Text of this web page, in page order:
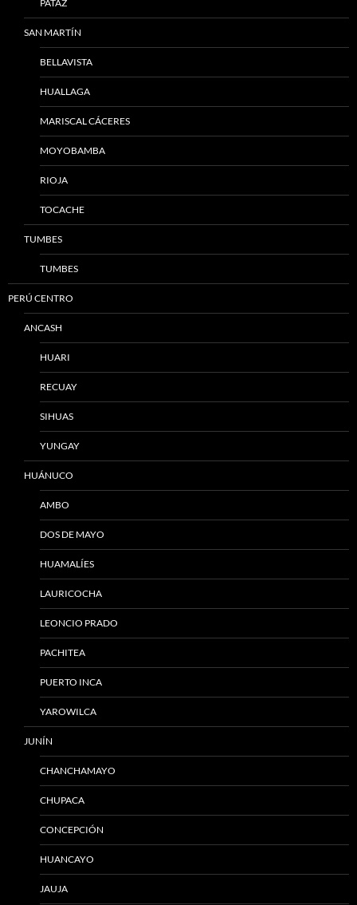
PATAZ
SAN MARTÍN
BELLAVISTA
HUALLAGA
MARISCAL CÁCERES
MOYOBAMBA
RIOJA
TOCACHE
TUMBES
TUMBES
PERÚ CENTRO
ANCASH
HUARI
RECUAY
SIHUAS
YUNGAY
HUÁNUCO
AMBO
DOS DE MAYO
HUAMALÍES
LAURICOCHA
LEONCIO PRADO
PACHITEA
PUERTO INCA
YAROWILCA
JUNÍN
CHANCHAMAYO
CHUPACA
CONCEPCIÓN
HUANCAYO
JAUJA